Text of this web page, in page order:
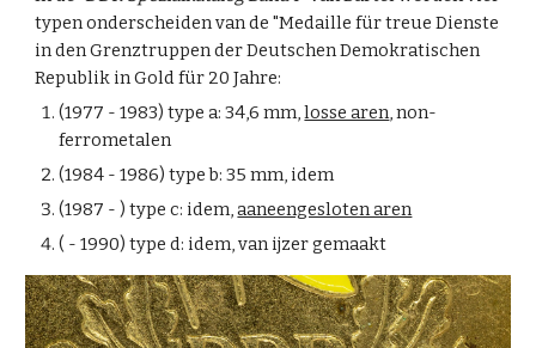
typen onderscheiden van de "Medaille für treue Dienste
in den Grenztruppen der Deutschen Demokratischen
Republik in Gold für 20 Jahre:
(1977 - 1983) type a: 34,6 mm,losse aren, non-
ferrometalen
(1984 - 1986) type b: 35 mm, idem
(1987 - ) type c: idem,aaneengesloten aren
( - 1990) type d: idem, van ijzer gemaakt